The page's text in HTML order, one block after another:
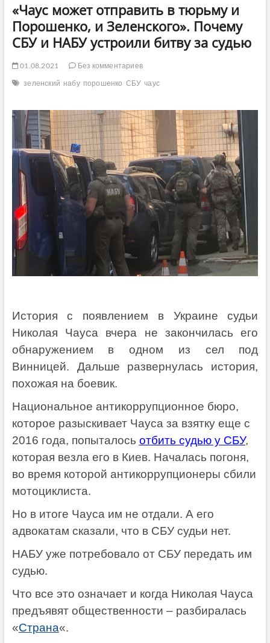
«Чаус может отправить в тюрьму и
Порошенко, и Зеленского». Почему
СБУ и НАБУ устроили битву за судью
01.08.2021
Без комментариев
зеленский набу порошенко СБУ чаус
История с появлением в Украине судьи
Николая Чауса вчера не закончилась его
обнаружением в одном из сел под
Винницей. Дальше развернулась история,
похожая на боевик.
Национальное антикоррупционное бюро,
которое разыскивает Чауса за взятку еще с
2016 года, попыталось отбить судью у СБУ,
которая везла его в Киев. Началась погоня,
во время которой антикоррупционеры сбили
мотоциклиста.
Но в итоге Чауса им не отдали. А его
адвокатам сказали, что в СБУ судьи нет.
НАБУ уже потребовало от СБУ передать им
судью.
Что все это означает и когда Николая Чауса
предъявят общественности – разбиралась
«Страна«.